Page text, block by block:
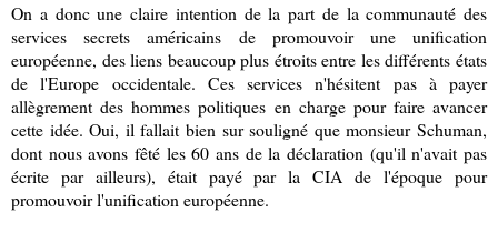
On a donc une claire intention de la part de la communauté des
services secrets américains de promouvoir une unification
européenne, des liens beaucoup plus étroits entre les différents états
de l'Europe occidentale. Ces services n'hésitent pas à payer
allègrement des hommes politiques en charge pour faire avancer
cette idée. Oui, il fallait bien sur souligné que monsieur Schuman,
dont nous avons fêté les 60 ans de la déclaration (qu'il n'avait pas
écrite par ailleurs), était payé par la CIA de l'époque pour
promouvoir l'unification européenne.